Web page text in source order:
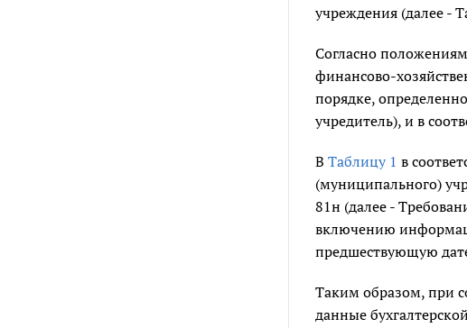
учреждения (далее -
Согласно положениям
финансово-
порядке,
учредитель), и в
В Таблицу 1 в
(муниципального)
81н (далее -
включению
предшествующую
Таким образом, при
данные